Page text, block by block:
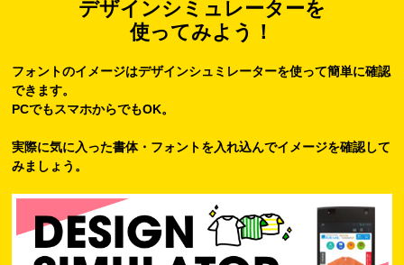
デザインシミュレーターを
使ってみよう！
フォントのイメージはデザインシュミレーターを使って簡単に確認
できます。
PCでもスマホからでもOK。
実際に気に入った書体・フォントを入れ込んでイメージを確認して
みましょう。